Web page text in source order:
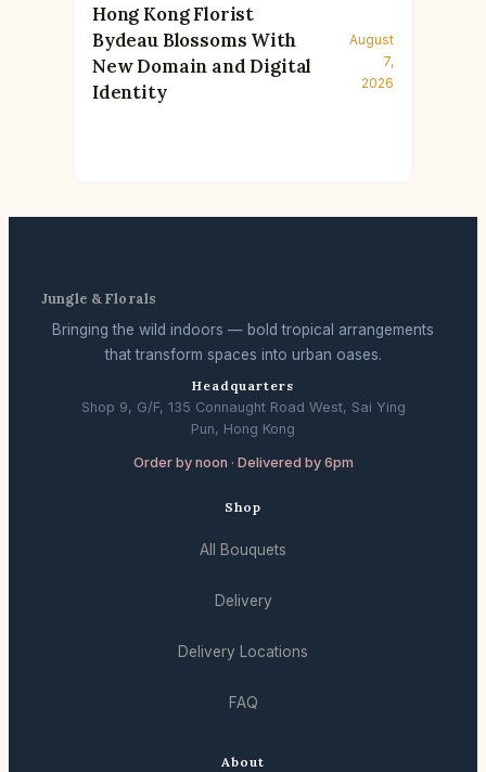
Hong Kong Florist
Bydeau Blossoms With
New Domain and Digital
Identity
August
7,
2026
Jungle & Florals
Bringing the wild indoors — bold tropical arrangements
that transform spaces into urban oases.
Headquarters
Shop 9, G/F, 135 Connaught Road West, Sai Ying
Pun, Hong Kong
Order by noon · Delivered by 6pm
Shop
All Bouquets
Delivery
Delivery Locations
FAQ
About